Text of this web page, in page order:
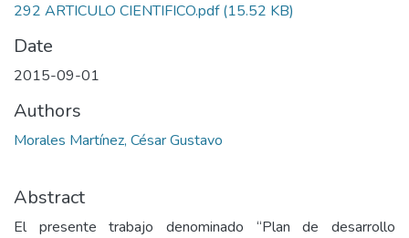
292 ARTICULO CIENTIFICO.pdf(15.52 KB)
Date
2015-09-01
Authors
Morales Martínez, César Gustavo
Abstract
El presente trabajo denominado “Plan de desarrollo